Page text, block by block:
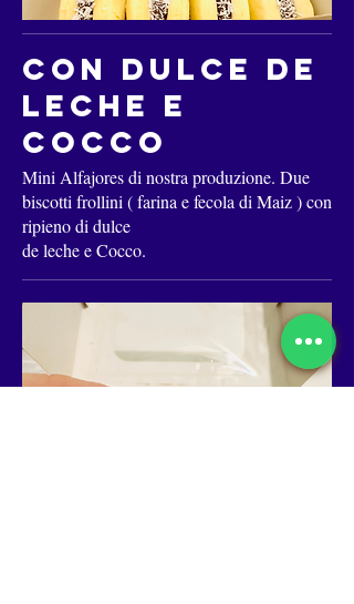
con Dulce de
Leche e
Cocco
Mini Alfajores di nostra produzione. Due
biscotti frollini ( farina e fecola di Maiz ) con
ripieno di dulce
de leche e Cocco.